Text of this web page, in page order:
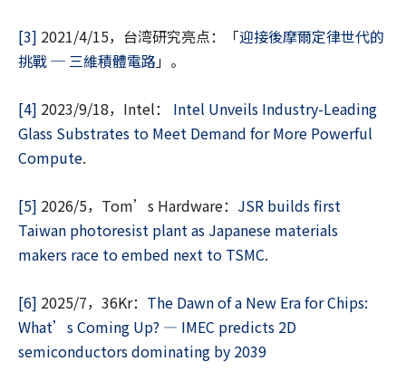
[3] 2021/4/15，台湾研究亮点：「迎接後摩爾定律世代的
挑戰 ─ 三維積體電路」。
[4] 2023/9/18，Intel： Intel Unveils Industry-Leading
Glass Substrates to Meet Demand for More Powerful
Compute.
[5] 2026/5，Tom’s Hardware： JSR builds first
Taiwan photoresist plant as Japanese materials
makers race to embed next to TSMC.
[6] 2025/7，36Kr： The Dawn of a New Era for Chips:
What’s Coming Up? — IMEC predicts 2D
semiconductors dominating by 2039